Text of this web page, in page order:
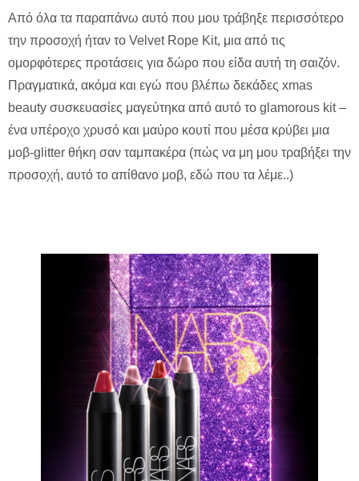
Από όλα τα παραπάνω αυτό που μου τράβηξε περισσότερο
την προσοχή ήταν το Velvet Rope Kit, μια από τις
ομορφότερες προτάσεις για δώρο που είδα αυτή τη σαιζόν.
Πραγματικά, ακόμα και εγώ που βλέπω δεκάδες xmas
beauty συσκευασίες μαγεύτηκα από αυτό το glamorous kit –
ένα υπέροχο χρυσό και μαύρο κουτί που μέσα κρύβει μια
μοβ-glitter θήκη σαν ταμπακέρα (πώς να μη μου τραβήξει την
προσοχή, αυτό το απίθανο μοβ, εδώ που τα λέμε..)